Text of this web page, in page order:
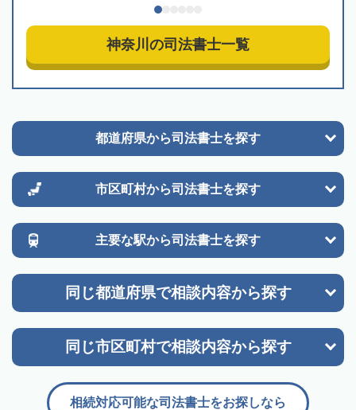
神奈川の司法書士一覧
都道府県から司法書士を探す
市区町村から司法書士を探す
主要な駅から司法書士を探す
同じ都道府県で相談内容から探す
同じ市区町村で相談内容から探す
相続対応可能な司法書士をお探しなら